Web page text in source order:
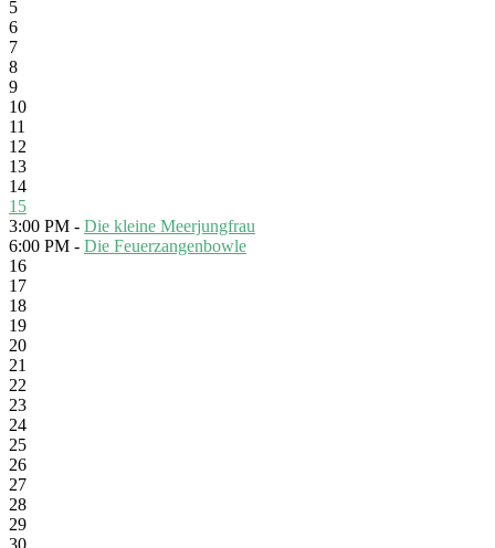
5
6
7
8
9
10
11
12
13
14
15
3:00 PM - Die kleine Meerjungfrau
6:00 PM - Die Feuerzangenbowle
16
17
18
19
20
21
22
23
24
25
26
27
28
29
30